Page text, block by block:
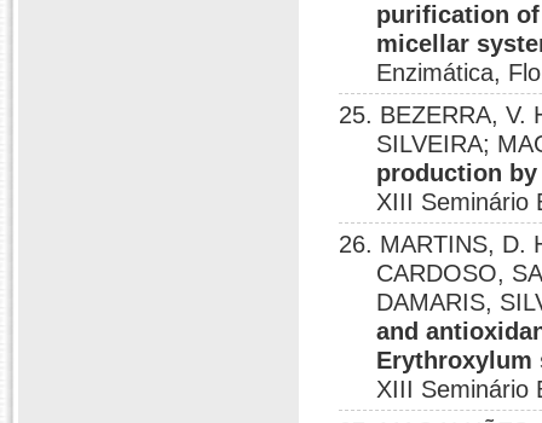
purification of
micellar
Enzimática,
25. BEZERRA, V.
SILVEIRA;
production
XIII Seminário
26. MARTINS, D.
CARDOSO,
DAMARIS,
and
Erythroxylum
XIII Seminário